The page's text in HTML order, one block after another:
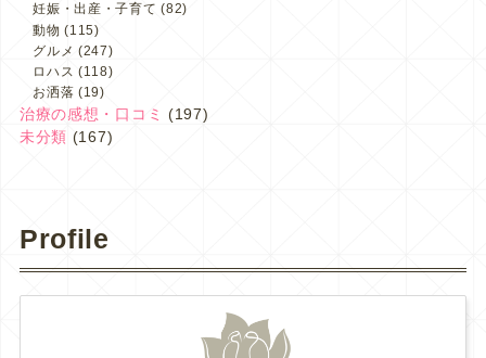
妊娠・出産・子育て (82)
動物 (115)
グルメ (247)
ロハス (118)
お洒落 (19)
治療の感想・口コミ
(197)
未分類 (167)
Profile